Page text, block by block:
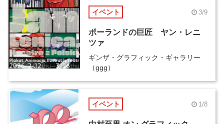
イベント 3/9
ポーランドの巨匠 ヤン・レニ
ツァ
ギンザ・グラフィック・ギャラリー
（ggg）
イベント 1/8